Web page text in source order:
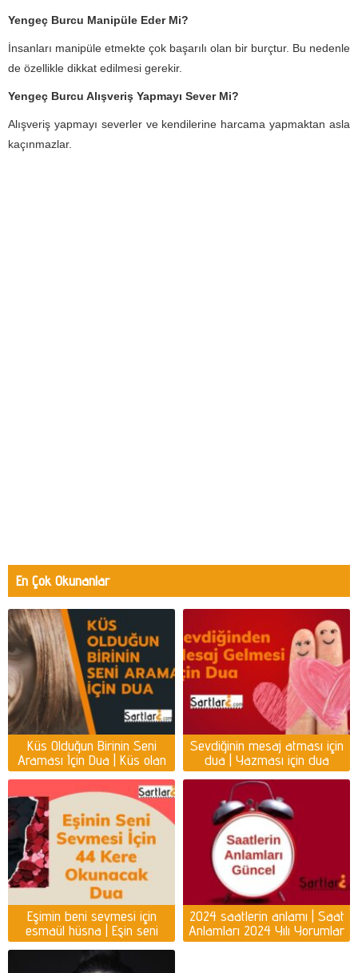
Yengeç Burcu Manipüle Eder Mi?
İnsanları manipüle etmekte çok başarılı olan bir burçtur. Bu nedenle
de özellikle dikkat edilmesi gerekir.
Yengeç Burcu Alışveriş Yapmayı Sever Mi?
Alışveriş yapmayı severler ve kendilerine harcama yapmaktan asla
kaçınmazlar.
En Çok Okunanlar
Küs Olduğun Birinin Seni
Araması İçin Dua | Küs olan
kişiyi ayağına getirmek için
dua
Sevdiğinin mesaj atması için
dua | Yazması için dua
Eşimin beni sevmesi için
esmaül hüsna | Eşin seni
sevmesi için dua
2024 saatlerin anlamı | Saat
Anlamları 2024 Yılı Yorumlar